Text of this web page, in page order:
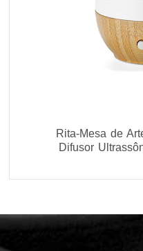
Rita-Mesa de
Difusor